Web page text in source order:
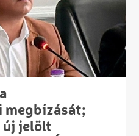
megbízását;
új jelölt